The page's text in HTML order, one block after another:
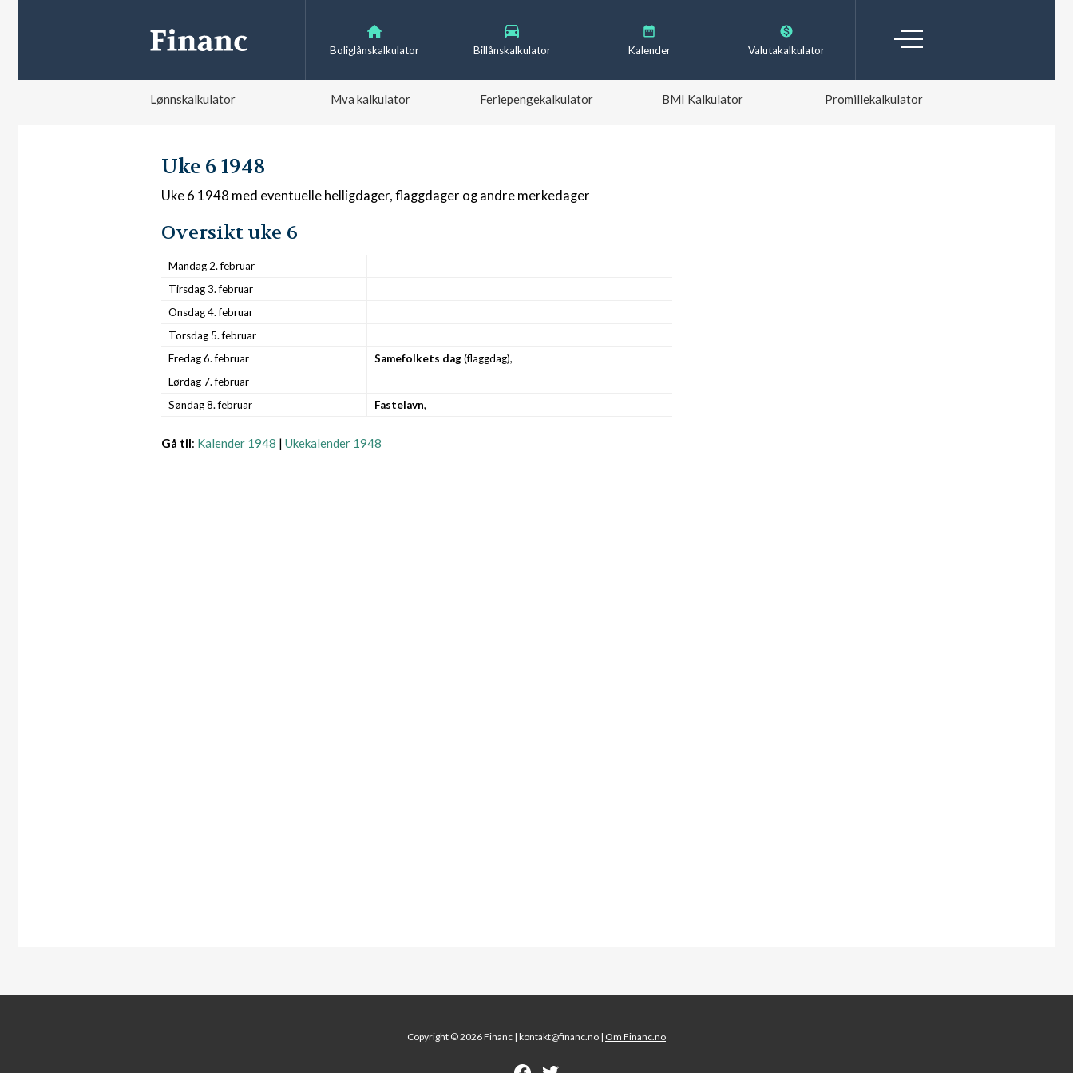
Boliglånskalkulator Billånskalkulator Kalender Valutakalkulator
Lønnskalkulator Mva kalkulator Feriepengekalkulator BMI Kalkulator Promillekalkulator
Uke 6 1948
Uke 6 1948 med eventuelle helligdager, flaggdager og andre merkedager
Oversikt uke 6
Mandag 2. februar
Tirsdag 3. februar
Onsdag 4. februar
Torsdag 5. februar
Fredag 6. februar
Samefolkets dag(flaggdag),
Lørdag 7. februar
Søndag 8. februar
Fastelavn,
Gå til: Kalender 1948 | Ukekalender 1948
Copyright © 2026 Financ | kontakt@financ.no | Om Financ.no